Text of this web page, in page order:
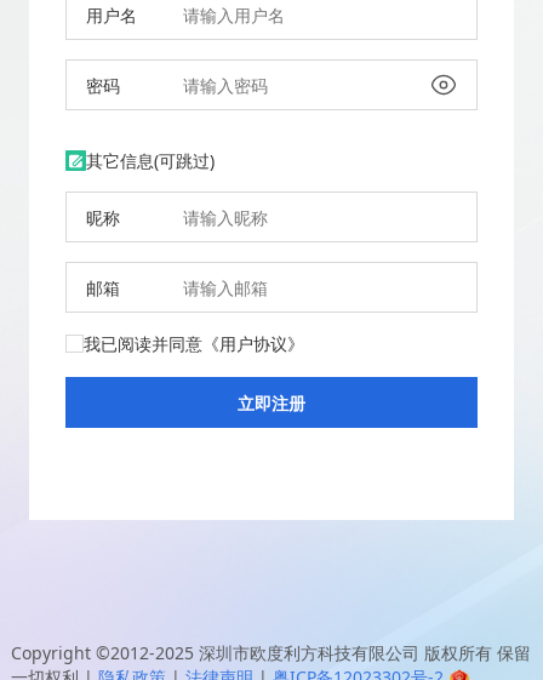
用户名
密码
其它信息(可跳过)
昵称
邮箱
我已阅读并同意 《用户协议》
Copyright ©2012-2025 深圳市欧度利方科技有限公司 版权所有 保留